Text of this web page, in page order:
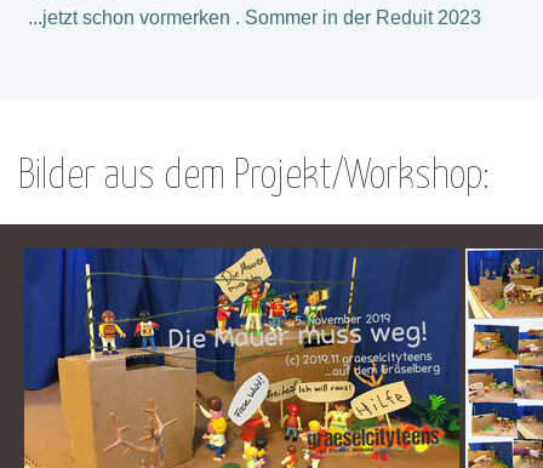
...jetzt schon vormerken . Sommer in der Reduit 2023
Bilder aus dem Projekt/Workshop: